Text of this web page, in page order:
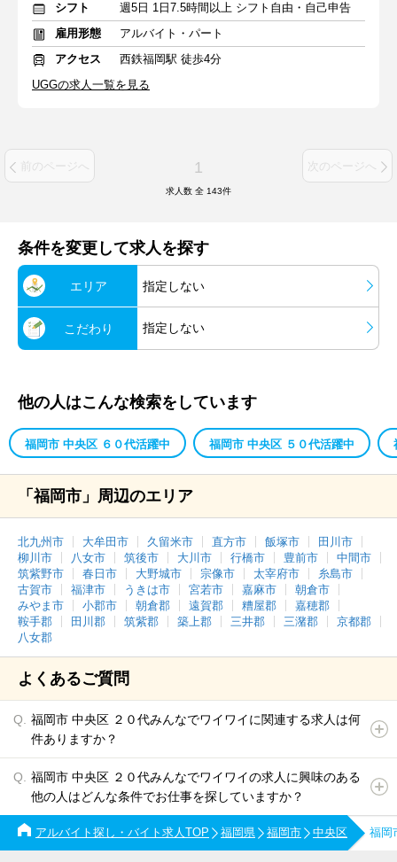
シフト
週5日 1日7.5時間以上 シフト自由・自己申告
雇用形態
アルバイト・パート
アクセス
西鉄福岡駅 徒歩4分
UGGの求人一覧を見る
前のページへ 1 次のページへ
求人数 全 143件
条件を変更して求人を探す
エリア 指定しない
こだわり 指定しない
他の人はこんな検索をしています
福岡市 中央区 ６０代活躍中 福岡市 中央区 ５０代活躍中
「福岡市」周辺のエリア
北九州市 大牟田市 久留米市 直方市 飯塚市
田川市
柳川市
八女市 筑後市 大川市 行橋市 豊前市
中間市
筑紫野市
春日市 大野城市 宗像市 太宰府市
糸島市
古賀市
福津市 うきは市 宮若市 嘉麻市
朝倉市
みやま市
小郡市 朝倉郡 遠賀郡 糟屋郡
嘉穂郡
鞍手郡
田川郡 筑紫郡 築上郡 三井郡 三潴郡
京都郡
八女郡
よくあるご質問
福岡市 中央区 ２０代みんなでワイワイに関連する求人は何
件ありますか？
福岡市 中央区 ２０代みんなでワイワイの求人に興味のある
他の人はどんな条件でお仕事を探していますか？
アルバイト探し・バイト求人TOP 福岡県 福岡市 中央区 福岡